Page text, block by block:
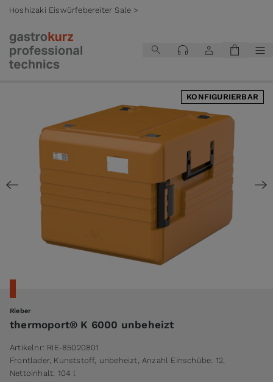
Hoshizaki Eiswürfebereiter Sale >
KONFIGURIERBAR
Rieber
thermoport® K 6000 unbeheizt
Artikelnr: RIE-85020801
Frontlader, Kunststoff, unbeheizt, Anzahl Einschübe: 12,
Nettoinhalt: 104 l